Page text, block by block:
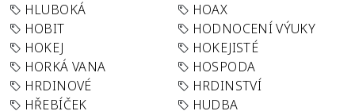
HLUBOKÁ
HOAX
HOBIT
HODNOCENÍ VÝUKY
HOKEJ
HOKEJISTÉ
HORKÁ VANA
HOSPODA
HRDINOVÉ
HRDINSTVÍ
HŘEBÍČEK
HUDBA